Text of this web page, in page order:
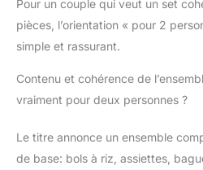
de
Pour un couple qui veut un set
pièces, l’orientation « pour 2
simple et rassurant.
Contenu et cohérence de
vraiment pour deux personnes ?
Le titre annonce un ensemble
de base: bols à riz, assiettes,